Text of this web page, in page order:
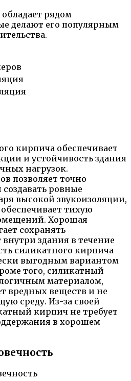
рядом
делают его популярным
кирпича обеспечивает
и устойчивость здания
нагрузок.
позволяет точно
ровные
высокой звукоизоляции,
тихую
Хорошая
сохранять
здания в течение
силикатного кирпича
выгодным вариантом
того, силикатный
материалом,
вредных веществ и не
среду. Из-за своей
кирпич не требует
в хорошем